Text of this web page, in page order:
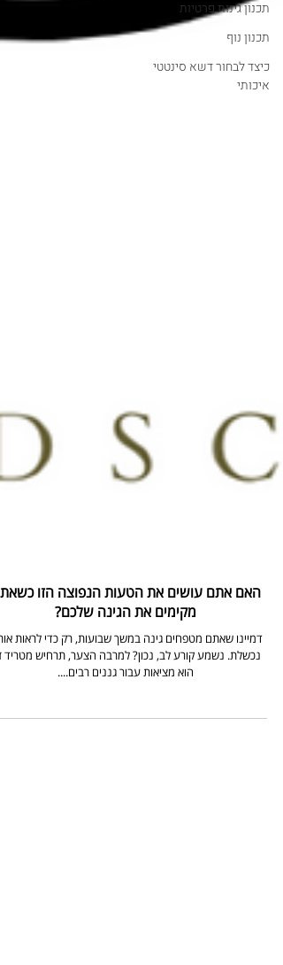
תכנון גינות פרטיות
תכנון נוף
כיצד לבחור דשא סינטטי
איכותי
האם אתם עושים את הטעות הנפוצה הזו